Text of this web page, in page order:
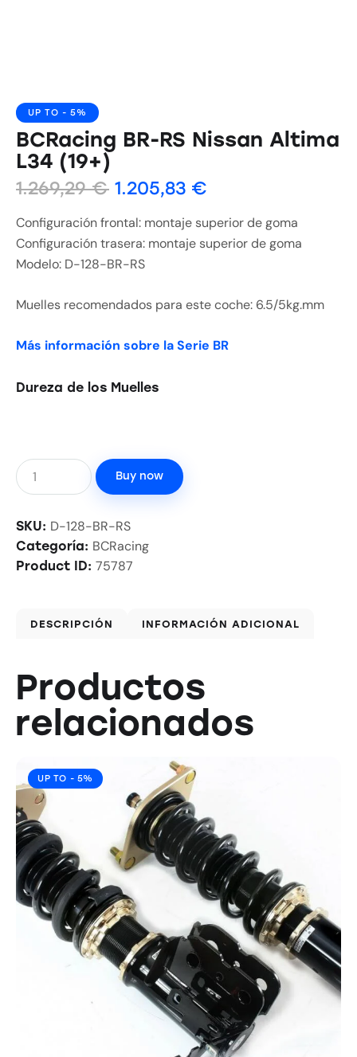
UP TO - 5%
BCRacing BR-RS Nissan Altima
L34 (19+)
1.269,29€ 1.205,83 €
Configuración frontal: montaje superior de goma
Configuración trasera: montaje superior de goma
Modelo: D-128-BR-RS
Muelles recomendados para este coche: 6.5/5kg.mm
Más información sobre la Serie BR
Dureza de los Muelles
Buy now
SKU: D-128-BR-RS
Categoría: BCRacing
Product ID: 75787
DESCRIPCIÓN INFORMACIÓN ADICIONAL
Productos
relacionados
UP TO - 5%